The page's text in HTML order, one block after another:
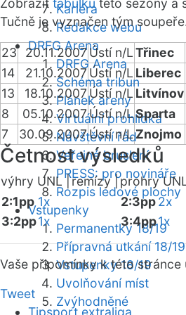
Kariéra
Redakce webu
DRFG Arena
DRFG Arena
Schéma tribun
Plánek areny
Virtuální prohlídka
Návštěvní řád
Veřejné bruslení
PRESS: pro novináře
Rozpis ledové plochy
Vstupenky
Permanentky 18/19
Přípravná utkání 18/19
Vstupenky 18/19
Uvolňování míst
Zvýhodněné
Zobrazit tabulku této sezóny a
Tučně je vyznačen tým
23 20.11.2007Ústí n/LTřinec
14
21.10.2007Ústí n/L Liberec
13
18.10.2007Ústí n/L Litvínov
8
05.10.2007Ústí n/LSparta
7
30.09.2007Ústí n/LZnojmo
Četnost výsledků
výhry UNL |remízy |prohry
2:1pp 1x
3:2pp1x
2:3pp2x
3:4pp1x
Vaše připomínky k této stránce
Tweet
Tipsport extraliga